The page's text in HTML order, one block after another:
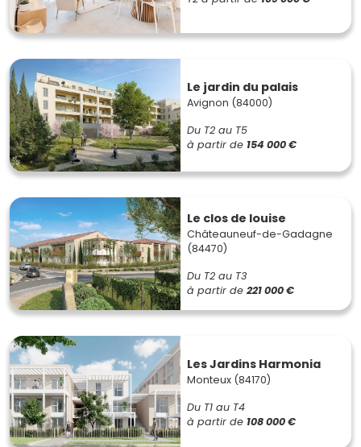
Le jardin du palais
Avignon (84000)
Du T2 au T5
à partir de 154 000 €
Le clos de louise
Châteauneuf-de-Gadagne
(84470)
Du T2 au T3
à partir de 221 000 €
Les Jardins Harmonia
Monteux (84170)
Du T1 au T4
à partir de 108 000 €